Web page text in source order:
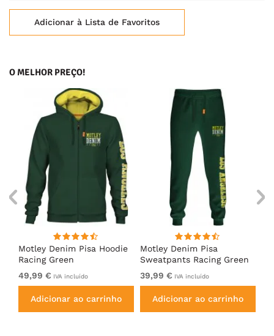
Adicionar à Lista de Favoritos
O MELHOR PREÇO!
Motley Denim Pisa Hoodie
Racing Green
49,99 € IVA incluído
Adicionar ao carrinho
Motley Denim Pisa
Sweatpants Racing Green
39,99 € IVA incluído
Adicionar ao carrinho